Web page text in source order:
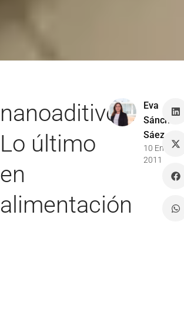
nanoaditivos:
Lo último
en
alimentación
Eva
Sánchez
Sáez
10 Ene
2011